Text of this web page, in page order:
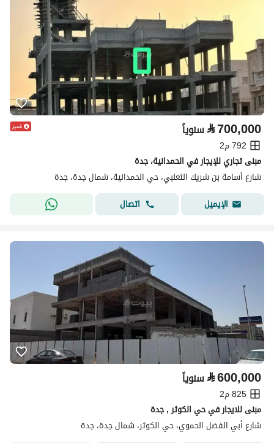
⃁700,000 سنوياً
792 م2
مبنى تجاري للإيجار في الحمدانية، جدة
شارع أسامة بن شريك الثعلبي، حي الحمدانية، شمال جدة، جدة
الإيميل
اتصال
⃁600,000 سنوياً
825 م2
مبنى للايجار في حي الكوثر , جدة
شارع أبي الفضل الحموي، حي الكوثر، شمال جدة، جدة